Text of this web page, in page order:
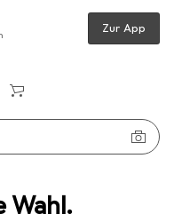
Wahl.
Zur App
grün, 50 x 50 x 10 cm